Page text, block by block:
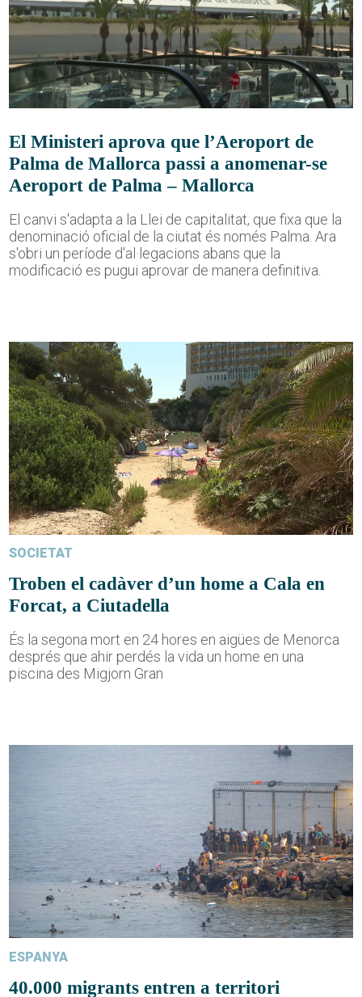
El Ministeri aprova que l’Aeroport de
Palma de Mallorca passi a anomenar-se
Aeroport de Palma – Mallorca
El canvi s'adapta a la Llei de capitalitat, que fixa que la
denominació oficial de la ciutat és només Palma. Ara
s'obri un període d'al·legacions abans que la
modificació es pugui aprovar de manera definitiva.
SOCIETAT
Troben el cadàver d’un home a Cala en
Forcat, a Ciutadella
És la segona mort en 24 hores en aigües de Menorca
després que ahir perdés la vida un home en una
piscina des Migjorn Gran
ESPANYA
40.000 migrants entren a territori